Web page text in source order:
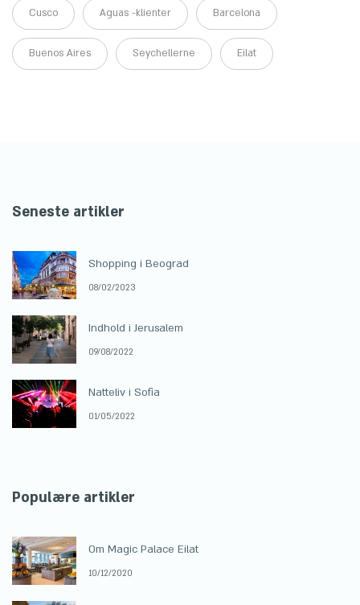
Cusco Aguas -klienter Barcelona
Buenos Aires Seychellerne Eilat
Seneste artikler
Shopping i Beograd
08/02/2023
Indhold i Jerusalem
09/08/2022
Natteliv i Sofia
01/05/2022
Populære artikler
Om Magic Palace Eilat
10/12/2020